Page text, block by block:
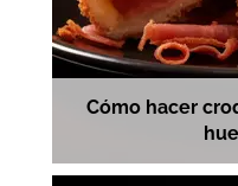
Cómo hacer